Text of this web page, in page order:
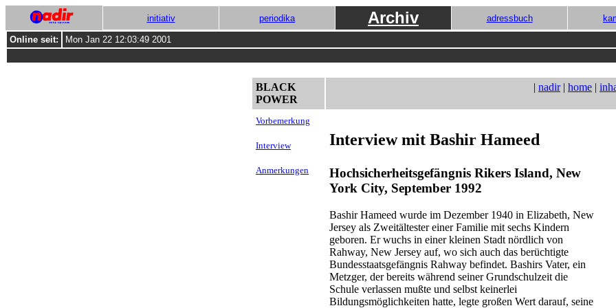
initiativ periodika Archiv adressbuch
Online seit: Mon Jan 22 12:03:49 2001
BLACK
POWER
| nadir| home |
Vorbemerkung
Interview
Anmerkungen
Interview mit Bashir Hameed
Hochsicherheitsgefängnis Rikers Island, New
York City, September 1992
Bashir Hameed wurde im Dezember 1940 in Elizabeth, New
Jersey als Zweitältester einer Familie mit sechs Kindern
geboren. Er wuchs in einer kleinen Stadt nördlich von
Rahway, New Jersey auf, wo sich auch das berüchtigte
Bundesstaatsgefängnis Rahway befindet. Bashirs Vater, ein
Metzger, der bereits während seiner Grundschulzeit die
Schule verlassen mußte und selbst keinerlei
Bildungsmöglichkeiten hatte, legte großen Wert darauf, seine